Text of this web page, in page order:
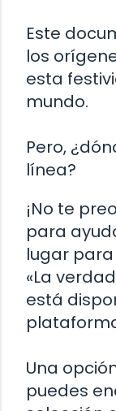
Este
los
esta
mundo.
Pero,
línea?
¡No te
para
lugar
«La
está
Una
puedes